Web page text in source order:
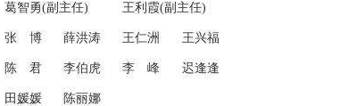
葛智勇(副主任) 王利霞(副主任)
张 博 薛洪涛 王仁洲 王兴福
陈 君 李伯虎 李 峰 迟逢逢
田媛媛 陈丽娜